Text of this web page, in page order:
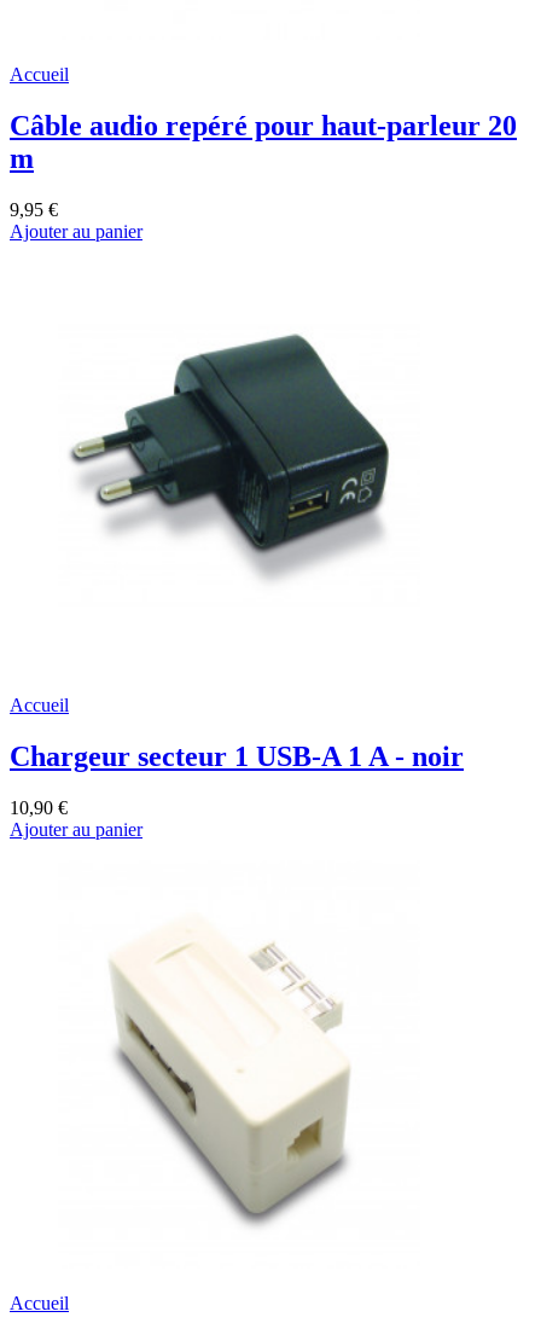
Accueil
Câble audio repéré pour haut-parleur 20
m
9,95 €
Ajouter au panier
Accueil
Chargeur secteur 1 USB-A 1 A - noir
10,90 €
Ajouter au panier
Accueil